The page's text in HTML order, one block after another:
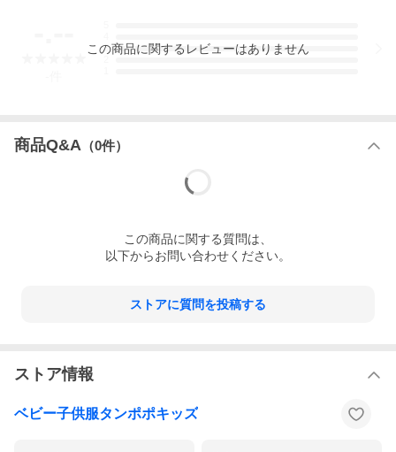
3
この商品に関するレビューはありません
商品Q&A （0件）
この商品に関する質問は、
以下からお問い合わせください。
ストアに質問を投稿する
ストア情報
ベビー子供服タンポポキッズ